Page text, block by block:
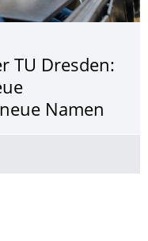
TU Dresden:
Namen